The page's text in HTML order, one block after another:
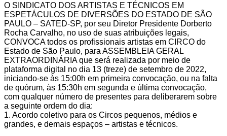
O SINDICATO DOS ARTISTAS E TÉCNICOS EM
ESPETÁCULOS DE DIVERSÕES DO ESTADO DE SÃO
PAULO – SATED-SP, por seu Diretor Presidente Dorberto
Rocha Carvalho, no uso de suas atribuições legais,
CONVOCA todos os profissionais artistas em CIRCO do
Estado de São Paulo, para ASSEMBLEIA GERAL
EXTRAORDINÁRIA que será realizada por meio de
plataforma digital no dia 13 (treze) de setembro de 2022,
iniciando-se às 15:00h em primeira convocação, ou na falta
de quórum, às 15:30h em segunda e última convocação,
com qualquer número de presentes para deliberarem sobre
a seguinte ordem do dia:
1. Acordo coletivo para os Circos pequenos, médios e
grandes, e demais espaços – artistas e técnicos.